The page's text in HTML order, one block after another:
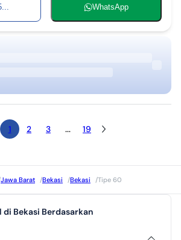
WhatsApp
1 2 3 ... 19
Jawa Barat /Bekasi /Bekasi /Tipe 60
di Bekasi Berdasarkan